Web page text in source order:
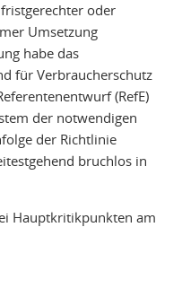
oder
Umsetzung
habe das
für Verbraucherschutz
(RefE)
der notwendigen
der Richtlinie
bruchlos in
Hauptkritikpunkten am